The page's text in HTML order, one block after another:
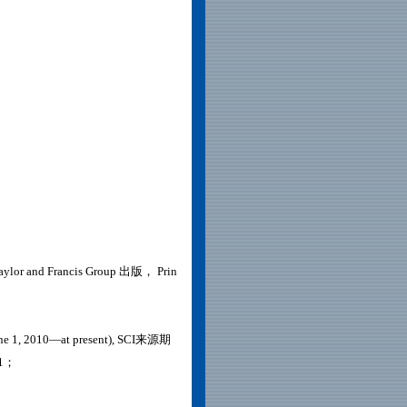
and Francis Group 出版， Prin
1, 2010—at present), SCI来源期